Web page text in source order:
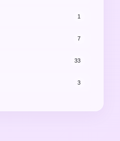
1
7
33
3